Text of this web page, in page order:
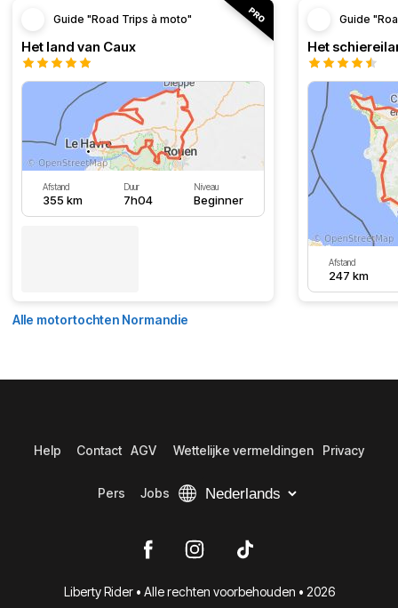
Guide "Road Trips à moto"
Het land van Caux
Afstand
355 km
Duur
7h04
Niveau
Beginner
Guide
Het
Afstand
247 km
Alle motortochten Normandie
Help Contact AGV Wettelijke vermeldingen Privacy
Pers Jobs
Liberty Rider • Alle rechten voorbehouden • 2026